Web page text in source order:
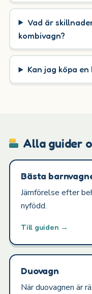
Vad är
kombivagn?
Kan jag köpa
Alla guider
Bästa
Jämförelse efter
nyfödd.
Till guiden →
Duovagn
När duovagnen är